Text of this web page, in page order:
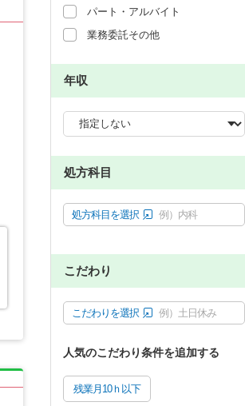
パート・アルバイト
業務委託その他
年収
処方科目
処方科目を選択 例）内科
こだわり
こだわりを選択 例）土日休み
人気のこだわり条件を追加する
残業月10ｈ以下